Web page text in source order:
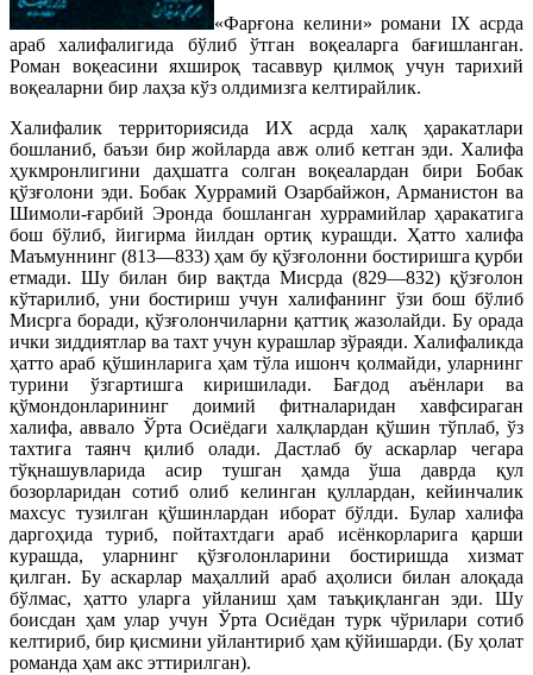
«Фарғона келини» романи IХ асрда
араб халифалигида бўлиб ўтган воқеаларга бағишланган.
Роман воқеасини яхшироқ тасаввур қилмоқ учун тарихий
воқеаларни бир лаҳза кўз олдимизга келтирайлик.
Халифалик территориясида ИХ асрда халқ ҳаракатлари
бошланиб, баъзи бир жойларда авж олиб кетган эди. Халифа
ҳукмронлигини даҳшатга солган воқеалардан бири Бобак
қўзғолони эди. Бобак Хуррамий Озарбайжон, Арманистон ва
Шимоли-ғарбий Эронда бошланган хуррамийлар ҳаракатига
бош бўлиб, йигирма йилдан ортиқ курашди. Ҳатто халифа
Маъмуннинг (813—833) ҳам бу қўзғолонни бостиришга қурби
етмади. Шу билан бир вақтда Мисрда (829—832) қўзғолон
кўтарилиб, уни бостириш учун халифанинг ўзи бош бўлиб
Мисрга боради, қўзғолончиларни қаттиқ жазолайди. Бу орада
ички зиддиятлар ва тахт учун курашлар зўраяди. Халифаликда
ҳатто араб қўшинларига ҳам тўла ишонч қолмайди, уларнинг
турини ўзгартишга киришилади. Бағдод аъёнлари ва
қўмондонларининг доимий фитналаридан хавфсираган
халифа, аввало Ўрта Осиёдаги халқлардан қўшин тўплаб, ўз
тахтига таянч қилиб олади. Дастлаб бу аскарлар чегара
тўқнашувларида асир тушган ҳамда ўша даврда қул
бозорларидан сотиб олиб келинган қуллардан, кейинчалик
махсус тузилган қўшинлардан иборат бўлди. Булар халифа
даргоҳида туриб, пойтахтдаги араб исёнкорларига қарши
курашда, уларнинг қўзғолонларини бостиришда хизмат
қилган. Бу аскарлар маҳаллий араб аҳолиси билан алоқада
бўлмас, ҳатто уларга уйланиш ҳам таъқиқланган эди. Шу
боисдан ҳам улар учун Ўрта Осиёдан турк чўрилари сотиб
келтириб, бир қисмини уйлантириб ҳам қўйишарди. (Бу ҳолат
романда ҳам акс эттирилган).